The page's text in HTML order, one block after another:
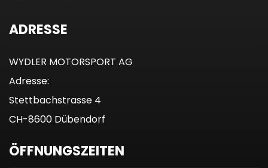
ADRESSE
WYDLER MOTORSPORT AG
Adresse:
Stettbachstrasse 4
CH-8600 Dübendorf
ÖFFNUNGSZEITEN